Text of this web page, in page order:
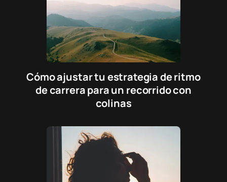
Cómo ajustar tu estrategia de ritmo
de carrera para un recorrido con
colinas